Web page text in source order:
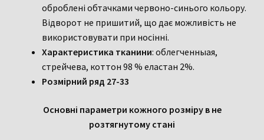
оброблені обтачками червоно-синього кольору.
Відворот не пришитий, що дає можливість не
використовувати при носінні.
Характеристика тканини: облегченныая,
стрейчева, коттон 98 % еластан 2%.
Розмірний ряд 27-33
Основні параметри кожного розміру в не
розтягнутому стані